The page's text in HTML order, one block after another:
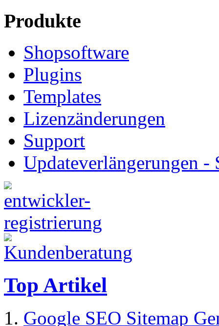
Produkte
Shopsoftware
Plugins
Templates
Lizenzänderungen
Support
Updateverlängerungen -
Top Artikel
Google SEO Sitemap